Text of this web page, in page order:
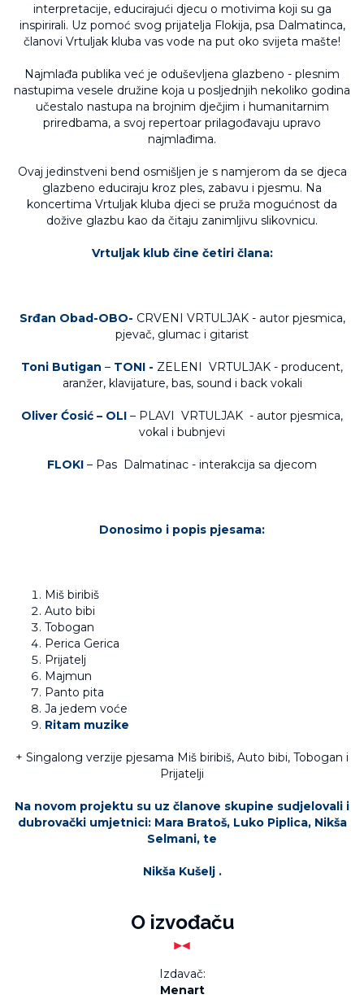
interpretacije, educirajući djecu o motivima koji su ga
inspirirali. Uz pomoć svog prijatelja Flokija, psa Dalmatinca,
članovi Vrtuljak kluba vas vode na put oko svijeta mašte!
Najmlađa publika već je oduševljena glazbeno - plesnim
nastupima vesele družine koja u posljednjih nekoliko godina
učestalo nastupa na brojnim dječjim i humanitarnim
priredbama, a svoj repertoar prilagođavaju upravo
najmlađima.
Ovaj jedinstveni bend osmišljen je s namjerom da se djeca
glazbeno educiraju kroz ples, zabavu i pjesmu. Na
koncertima Vrtuljak kluba djeci se pruža mogućnost da
dožive glazbu kao da čitaju zanimljivu slikovnicu.
Vrtuljak klub čine četiri člana:
Srđan Obad-OBO- CRVENI VRTULJAK - autor pjesmica,
pjevač, glumac i gitarist
Toni Butigan – TONI - ZELENI VRTULJAK - producent,
aranžer, klavijature, bas, sound i back vokali
Oliver Ćosić – OLI – PLAVI VRTULJAK - autor pjesmica,
vokal i bubnjevi
FLOKI – Pas Dalmatinac - interakcija sa djecom
Donosimo i popis pjesama:
Miš biribiš
Auto bibi
Tobogan
Perica Gerica
Prijatelj
Majmun
Panto pita
Ja jedem voće
Ritam muzike
+ Singalong verzije pjesama Miš biribiš, Auto bibi, Tobogan i
Prijatelji
Na novom projektu su uz članove skupine sudjelovali i
dubrovački umjetnici: Mara Bratoš, Luko Piplica, Nikša
Selmani, te
Nikša Kušelj .
O izvođaču
Izdavač:
Menart